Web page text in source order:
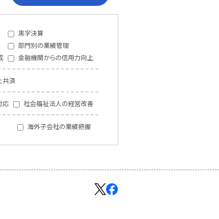
黒字決算
部門別の業績管理
金融機関からの信用力向上
共済
応 社会福祉法人の経営改善
海外子会社の業績把握